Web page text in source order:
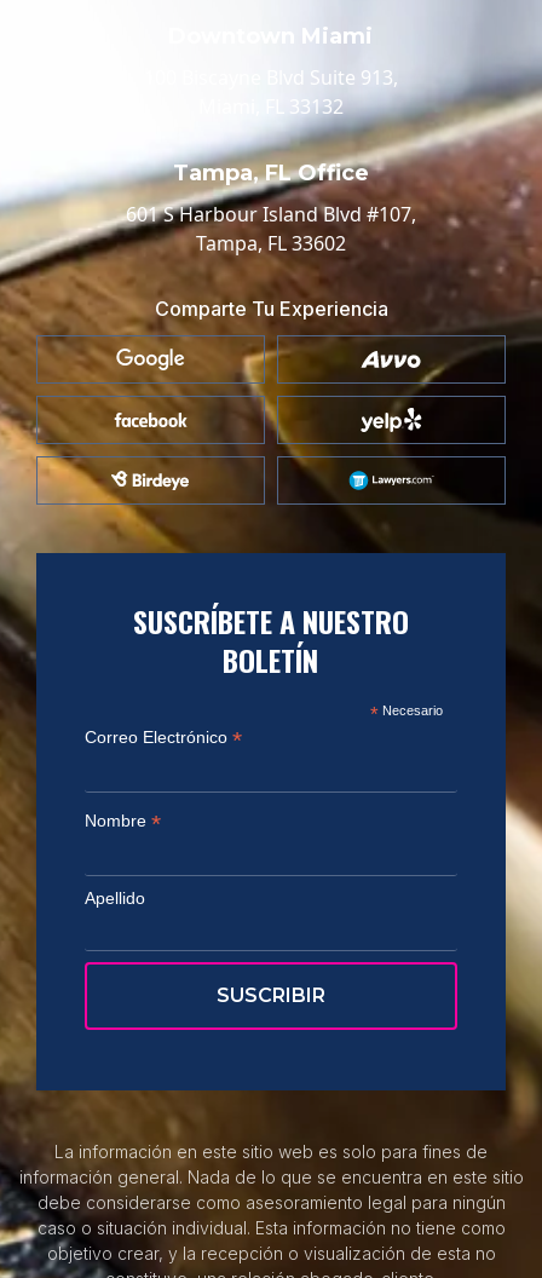
Downtown Miami
100 Biscayne Blvd Suite 913,
Miami, FL 33132
Tampa, FL Office
601 S Harbour Island Blvd #107,
Tampa, FL 33602
Comparte Tu Experiencia
SUSCRÍBETE A NUESTRO
BOLETÍN
*Necesario
Correo Electrónico *
Nombre *
Apellido
La información en este sitio web es solo para fines de
información general. Nada de lo que se encuentra en este sitio
debe considerarse como asesoramiento legal para ningún
caso o situación individual. Esta información no tiene como
objetivo crear, y la recepción o visualización de esta no